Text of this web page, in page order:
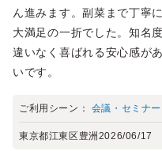
ん進みます。副菜まで丁寧
大満足の一折でした。知名
違いなく喜ばれる安心感が
いです。
ご利用シーン： 会議・セミナー
東京都江東区豊洲 2026/06/17